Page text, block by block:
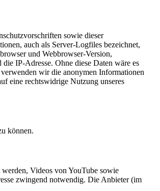
sowie dieser
auch als Server-Logfiles bezeichnet,
und Webbrowser-Version,
IP-Adresse. Ohne diese Daten wäre es
wir die anonymen Informationen
eine rechtswidrige Nutzung unseres
können.
Videos von YouTube sowie
zwingend notwendig. Die Anbieter (im